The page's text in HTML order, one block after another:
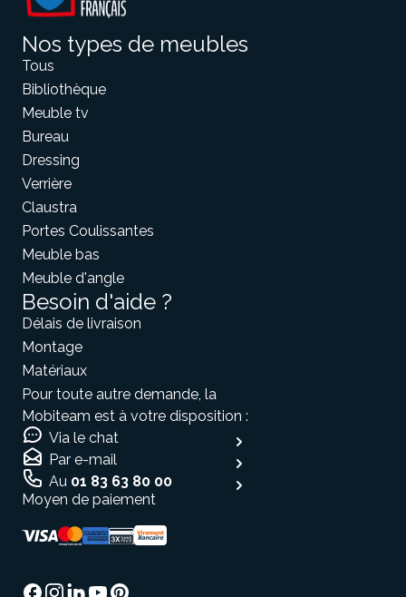
Nos types de meubles
Tous
Bibliothèque
Meuble tv
Bureau
Dressing
Verrière
Claustra
Portes Coulissantes
Meuble bas
Meuble d'angle
Besoin d'aide ?
Délais de livraison
Montage
Matériaux
Pour toute autre demande, la
Mobiteam est à votre disposition :
Via le chat
Par e-mail
Au 01 83 63 80 00
Moyen de paiement